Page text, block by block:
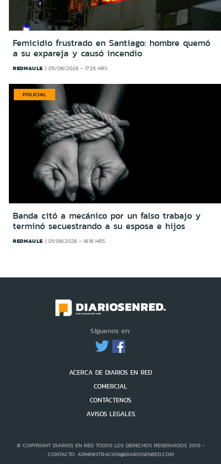
Femicidio frustrado en Santiago: hombre quemó
a su expareja y causó incendio
REDMAULE 05/08/2026 - 17:26 HRS
POLICIAL
Banda citó a mecánico por un falso trabajo y
terminó secuestrando a su esposa e hijos
REDMAULE 01/08/2026 - 18:18 HRS
Síguenos en:
ACERCA DE DIARIOS EN RED
COMERCIAL
CONTÁCTENOS
AVISOS LEGALES
© COPYRIGHT DIARIOS EN RED TODOS LOS DERECHOS RESERVADOS 2019 -
CONTACTO: ADMINISTRACION@DIARIOSENRED.COM